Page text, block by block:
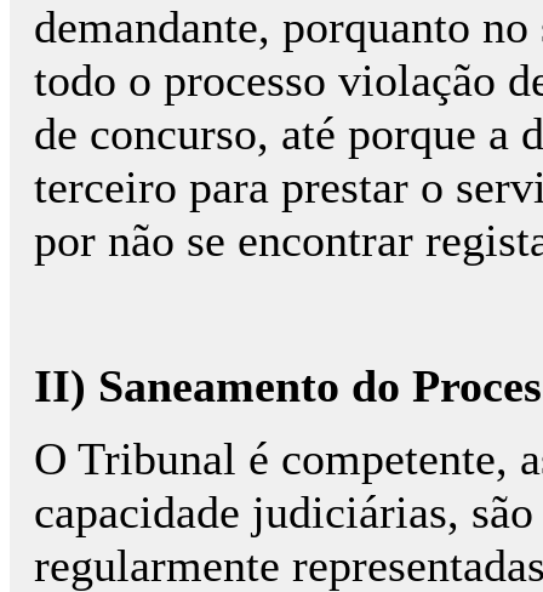
demandante, porquanto
todo o processo violação
de concurso, até porque a
terceiro para prestar o
por não se encontrar
II) Saneamento do
O Tribunal é competente,
capacidade judiciárias,
regularmente